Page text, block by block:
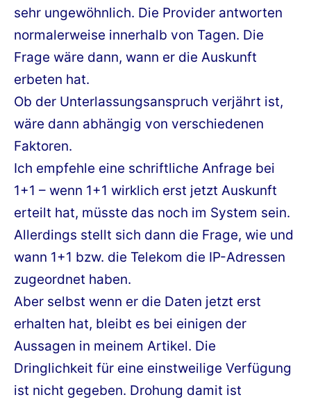
sehr ungewöhnlich. Die Provider antworten
normalerweise innerhalb von Tagen. Die
Frage wäre dann, wann er die Auskunft
erbeten hat.
Ob der Unterlassungsanspruch verjährt ist,
wäre dann abhängig von verschiedenen
Faktoren.
Ich empfehle eine schriftliche Anfrage bei
1+1 – wenn 1+1 wirklich erst jetzt Auskunft
erteilt hat, müsste das noch im System sein.
Allerdings stellt sich dann die Frage, wie und
wann 1+1 bzw. die Telekom die IP-Adressen
zugeordnet haben.
Aber selbst wenn er die Daten jetzt erst
erhalten hat, bleibt es bei einigen der
Aussagen in meinem Artikel. Die
Dringlichkeit für eine einstweilige Verfügung
ist nicht gegeben. Drohung damit ist